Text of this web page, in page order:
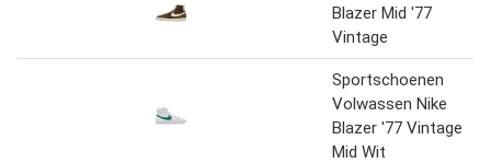
Blazer Mid '77
Vintage
Sportschoenen
Volwassen Nike
Blazer '77 Vintage
Mid Wit